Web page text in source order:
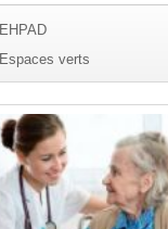
EHPAD
Espaces verts